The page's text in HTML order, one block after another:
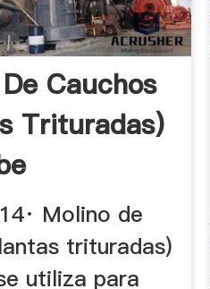
Cauchos
Trituradas)
Molino de
trituradas)
utiliza para